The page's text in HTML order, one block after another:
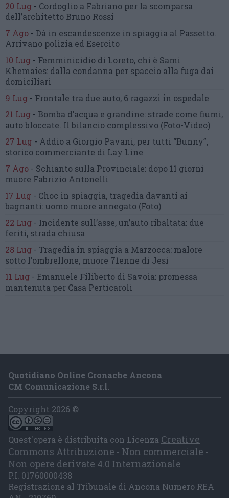
20 Lug - Cordoglio a Fabriano per la scomparsa
dell’architetto Bruno Rossi
7 Ago - Dà in escandescenze in spiaggia al Passetto.
Arrivano polizia ed Esercito
10 Lug - Femminicidio di Loreto, chi è Sami
Khemaies: dalla condanna per spaccio alla fuga dai
domiciliari
9 Lug - Frontale tra due auto, 6 ragazzi in ospedale
21 Lug - Bomba d’acqua e grandine: strade come fiumi,
auto bloccate. Il bilancio complessivo (Foto-Video)
27 Lug - Addio a Giorgio Pavani, per tutti “Bunny”,
storico commerciante di Lay Line
7 Ago - Schianto sulla Provinciale: dopo 11 giorni
muore Fabrizio Antonelli
17 Lug - Choc in spiaggia, tragedia davanti ai
bagnanti:uomo muore annegato (Foto)
22 Lug - Incidente sull’asse, un’auto ribaltata: due
feriti, strada chiusa
28 Lug - Tragedia in spiaggia a Marzocca: malore
sotto l’ombrellone, muore 71enne di Jesi
11 Lug - Emanuele Filiberto di Savoia: promessa
mantenuta per Casa Perticaroli
Quotidiano Online Cronache Ancona
CM Comunicazione S.r.l.
Copyright 2026 ©
Quest'opera è distribuita con Licenza Creative
Commons Attribuzione - Non commerciale -
Non opere derivate 4.0 Internazionale
P.I. 01760000438
Registrazione al Tribunale di Ancona Numero REA